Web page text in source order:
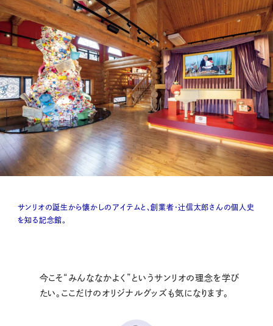
サンリオの誕生から懐かしのアイテムと、創業者・辻信太郎さんの個人史
を知る記念館。
今こそ“みんななかよく”というサンリオの理念を学び
たい。ここだけのオリジナルグッズも気になります。